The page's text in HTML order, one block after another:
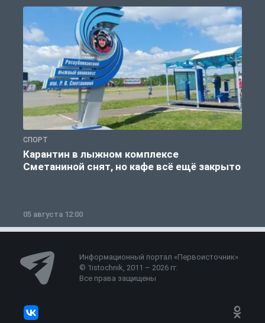
СПОРТ
Карантин в лыжном комплексе
Сметаниной снят, но кафе всё ещё закрыто
05 августа 12:00
Информационный портал «Первоисточник»
© 1istochnik, 2011 – 2026 гг.
Все права защищены